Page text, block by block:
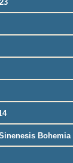
Bohemia